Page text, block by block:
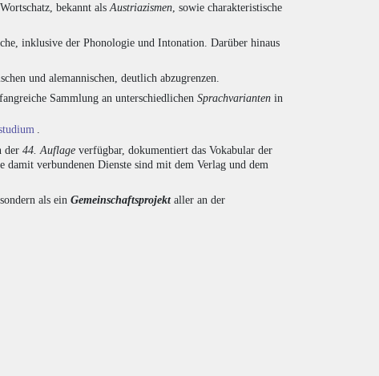
bekannt als Austriazismen , sowie charakteristische
inklusive der Phonologie und Intonation. Darüber hinaus
und alemannischen, deutlich abzugrenzen.
Sammlung an unterschiedlichen Sprachvarianten in
der 44. Auflage verfügbar, dokumentiert das Vokabular der
damit verbundenen Dienste sind mit dem Verlag und dem
als ein Gemeinschaftsprojektaller an der